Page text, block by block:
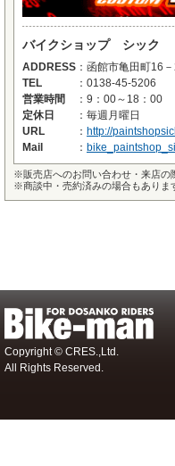
バイクショップ シック
ADDRESS ： 函館市亀田町16
TEL
： 0138-45-5206
営業時間
： 9：00～18：00
定休日
： 毎週月曜日
URL
： http://
Mail
：
※販売店へのお問い合わせ・来店
※商談中・売約済みの場合もあり
Copyright © CRES.,Ltd.
All Rights Reserved.